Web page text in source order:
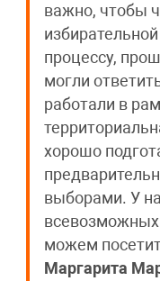
важно, чтобы
процессу,
могли
работали в
хорошо
выборами. У
можем
Маргарита